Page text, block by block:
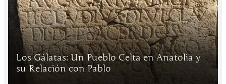
Los Gálatas: Un Pueblo Celta en Anatolia y
su Relación con Pablo